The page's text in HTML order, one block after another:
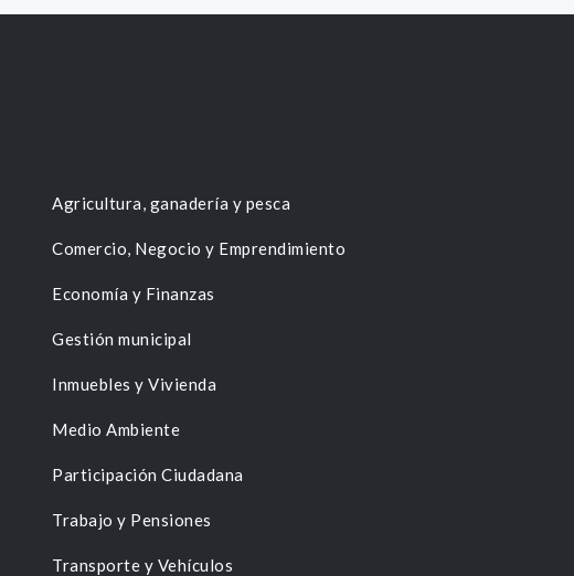
Agricultura, ganadería y pesca
Comercio, Negocio y Emprendimiento
Economía y Finanzas
Gestión municipal
Inmuebles y Vivienda
Medio Ambiente
Participación Ciudadana
Trabajo y Pensiones
Transporte y Vehículos